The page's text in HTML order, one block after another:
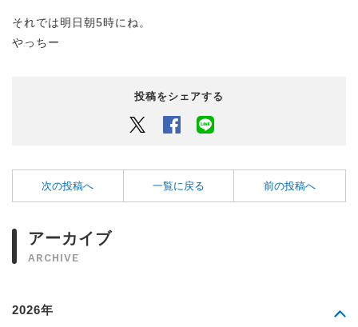
それでは明日朝5時にね。
やっちー
投稿をシェアする
Twitter Facebook
次の投稿へ 一覧に戻る 前の投稿へ
アーカイブ
ARCHIVE
2026年